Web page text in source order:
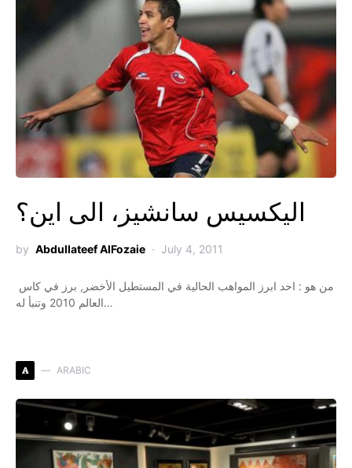
اليكسيس سانشيز، الى اين؟
by Abdullateef AlFozaie July 4, 2011
العالم 2010 وتنبأ له…
A ARABIC